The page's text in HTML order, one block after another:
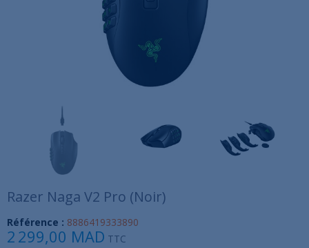
Razer Naga V2 Pro (Noir)
Référence : 8886419333890
2 299,00 MAD TTC